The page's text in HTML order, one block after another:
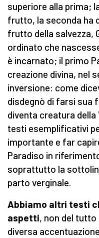
superiore alla prima;
frutto, la seconda ha
frutto della salvezza,
ordinato che
è incarnato; il primo
creazione divina, nel
inversione: come
disdegnò di farsi sua
diventa creatura della
testi esemplificativi
importante e far
Paradiso in
soprattutto la
parto verginale.
Abbiamo altri testi
aspetti, non del
diversa